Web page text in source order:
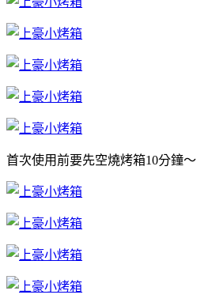
首次使用前要先空燒烤箱10分鐘～